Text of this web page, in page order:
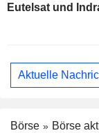
Eutelsat und
Aktuelle
Börse
Börse